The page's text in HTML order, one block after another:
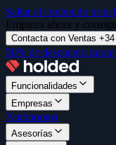
Saltar al contenido
Empieza ahora y
Contacta con Ventas
50% de descuento
Funcionalidades
Empresas
Autónomos
Asesorías